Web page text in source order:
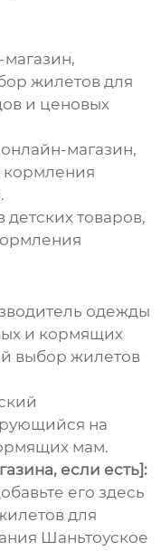
жилетов для
и ценовых
магазин,
детских товаров,
одежды
и кормящих
выборжилетов
на
мам.
если есть]:
его здесь
для
Шаньтоуское